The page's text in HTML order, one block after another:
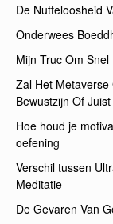
De Nutteloosheid
Onderwees
Mijn Truc Om
Zal Het Metaverse
Bewustzijn Of
Hoe houd je
oefening
Verschil tussen
Meditatie
De Gevaren Van